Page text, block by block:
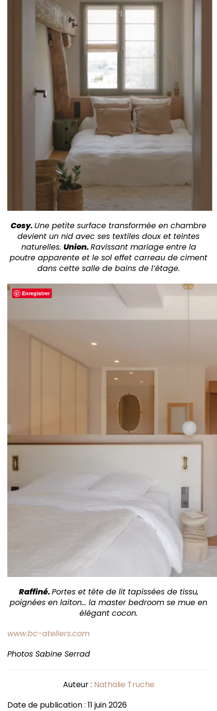
Cosy. Une petite surface transformée en chambre
devient un nid avec ses textiles doux et teintes
naturelles. Union.Ravissant mariage entre la
poutre apparente et le sol effet carreau de ciment
dans cette salle de bains de l’étage.
Raffiné.Portes et tête de lit tapissées de tissu,
poignées en laiton… la master bedroom se mue en
élégant cocon.
www.bc-ateliers.com
Photos Sabine Serrad
Auteur : Nathalie Truche
Date de publication : 11 juin 2026
Enregistrer